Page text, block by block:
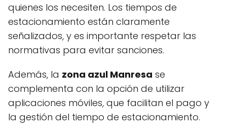
quienes los necesiten. Los tiempos de
estacionamiento están claramente
señalizados, y es importante respetar las
normativas para evitar sanciones.
Además, la zona azul Manresa se
complementa con la opción de utilizar
aplicaciones móviles, que facilitan el pago y
la gestión del tiempo de estacionamiento.